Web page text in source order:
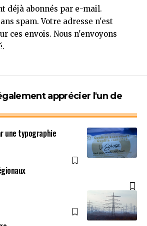
déjà abonnés par e-mail.
spam. Votre adresse n'est
ces envois. Nous n'envoyons
apprécier l'un de
une typographie